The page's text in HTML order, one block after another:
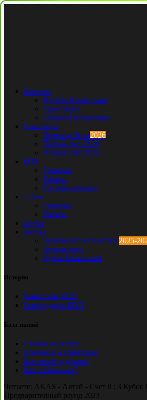
Новости
Футбол Казахстана
Трансферы
Сборная Казахстана
Трансферы
Премьер Лига2026
Первая лига2026
Вторая Лига2026
КПЛ
Тренеры
Рефери
Составы команд
1 Лига
Тренеры
Рефери
Клубы
Футзал
Чемпионат Казахстана2025-
Первая лига
Кубок Казахстана
История
Чемпионы КПЛ
Бомбардиры КПЛ
База знаний
Ставки на спорт
Причины и симптомы
Кто такой лудоман?
Как избавиться?
Читаете: AKAS - Алтай - Счет 0 : 3 Кубок
Предварителный раунд 2023